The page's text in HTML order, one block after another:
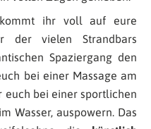
ihr voll auf eure
der vielen Strandbars
Spaziergang den
bei einer Massage am
euch bei einer sportlichen
Wasser, auspowern. Das